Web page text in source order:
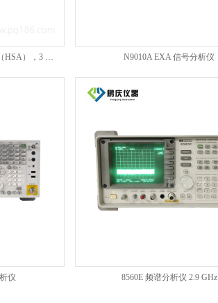
N9010A EXA 信号分析仪
仪 8560E 频谱分析仪 2.9 GHz